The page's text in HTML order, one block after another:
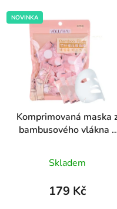
NOVINKA
Komprimovaná maska
bambusového vlákna v
hodnocení
produktu
Skladem
179 Kč